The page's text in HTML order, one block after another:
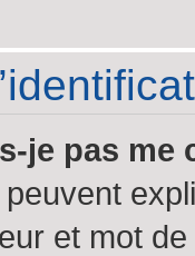
je pas me
et mot